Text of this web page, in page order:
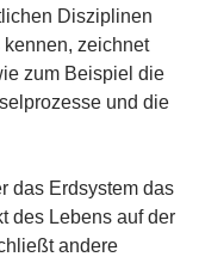
Disziplinen
zeichnet
zum Beispiel die
und die
das Erdsystem das
des Lebens auf der
andere